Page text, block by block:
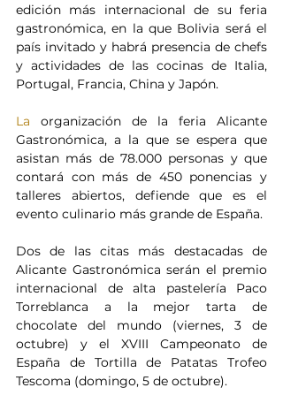
edición más internacional de su feria
gastronómica, en la que Bolivia será el
país invitado y habrá presencia de chefs
y actividades de las cocinas de Italia,
Portugal, Francia, China y Japón.
La organización de la feria Alicante
Gastronómica, a la que se espera que
asistan más de 78.000 personas y que
contará con más de 450 ponencias y
talleres abiertos, defiende que es el
evento culinario más grande de España.
Dos de las citas más destacadas de
Alicante Gastronómica serán el premio
internacional de alta pastelería Paco
Torreblanca a la mejor tarta de
chocolate del mundo (viernes, 3 de
octubre) y el XVIII Campeonato de
España de Tortilla de Patatas Trofeo
Tescoma (domingo, 5 de octubre).